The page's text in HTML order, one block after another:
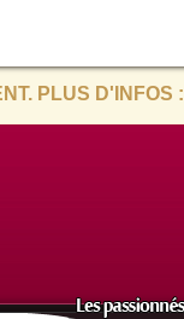
PLUS D'INFOS :